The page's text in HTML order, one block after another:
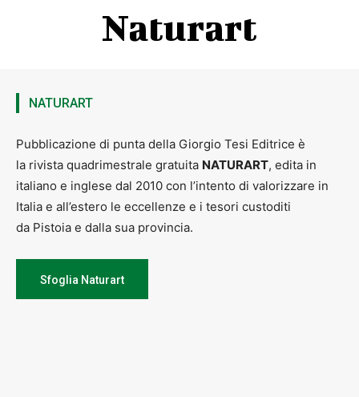
Naturart
NATURART
Pubblicazione di punta della Giorgio Tesi Editrice è
la rivista quadrimestrale gratuita NATURART, edita in
italiano e inglese dal 2010 con l’intento di valorizzare in
Italia e all’estero le eccellenze e i tesori custoditi
da Pistoia e dalla sua provincia.
Sfoglia Naturart